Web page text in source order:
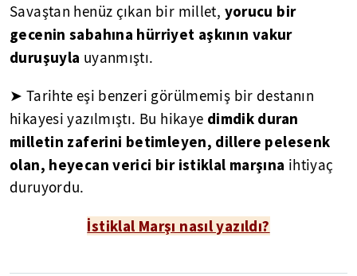
Savaştan henüz çıkan bir millet, yorucu bir
gecenin sabahına hürriyet aşkının vakur
duruşuyla uyanmıştı.
➤ Tarihte eşi benzeri görülmemiş bir destanın
hikayesi yazılmıştı. Bu hikaye dimdik duran
milletin zaferini betimleyen, dillere pelesenk
olan, heyecan verici bir istiklal marşına ihtiyaç
duruyordu.
İstiklal Marşı nasıl yazıldı?